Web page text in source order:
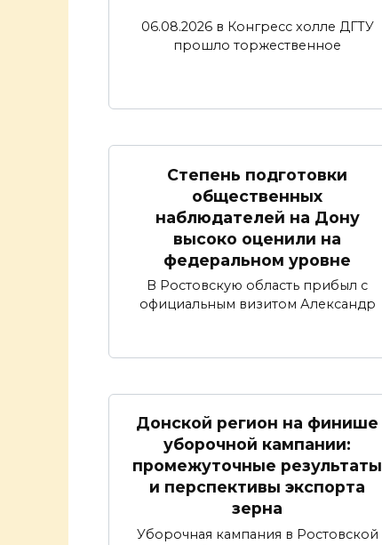
06.08.2026 в Конгресс холле ДГТУ
прошло торжественное
Степень подготовки
общественных
наблюдателей на Дону
высоко оценили на
федеральном уровне
В Ростовскую область прибыл с
официальным визитом Александр
Донской регион на финише
уборочной кампании:
промежуточные результаты
и перспективы экспорта
зерна
Уборочная кампания в Ростовской